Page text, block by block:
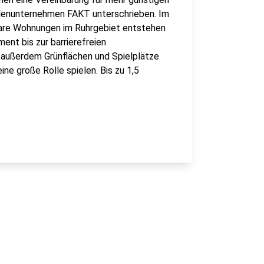
FAKT unterschrieben. Im
Wohnungen im Ruhrgebiet entstehen
bis zur barrierefreien
Grünflächen und Spielplätze
große Rolle spielen. Bis zu 1,5